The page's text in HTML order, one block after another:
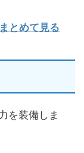
とめて見る
を装備しま